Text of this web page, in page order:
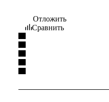
Отложить
Сравнить